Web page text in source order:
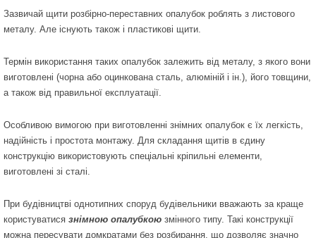
Зазвичай щити розбірно-переставних опалубок роблять з листового
металу. Але існують також і пластикові щити.
Термін використання таких опалубок залежить від металу, з якого вони
виготовлені (чорна або оцинкована сталь, алюміній і ін.), його товщини,
а також від правильної експлуатації.
Особливою вимогою при виготовленні знімних опалубок є їх легкість,
надійність і простота монтажу. Для складання щитів в єдину
конструкцію використовують спеціальні кріпильні елементи,
виготовлені зі сталі.
При будівництві однотипних споруд будівельники вважають за краще
користуватися знімною опалубкою змінного типу. Такі конструкції
можна пересувати домкратами без розбирання, що дозволяє значно